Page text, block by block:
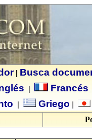
| Busca
Francés
Griego